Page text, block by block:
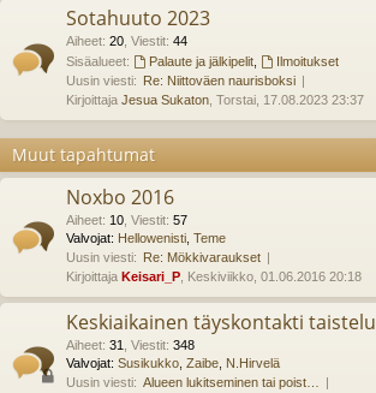
t
Sotahuuto 2023
Aiheet: 20 Viestit: 44
Sisäalueet:
Palaute ja jälkipelit,
Ilmoitukset
Uusin viesti: Re: Niittoväen naurisboksi
Kirjoittaja Jesua Sukaton , Torstai, 17.08.2023 23:37
Muut tapahtumat
Noxbo 2016
Aiheet: 10 Viestit: 57
Valvojat: Hellowenisti Teme
Uusin viesti: Re: Mökkivaraukset
Kirjoittaja Keisari_P , Keskiviikko, 01.06.2016 20:18
Keskiaikainen täyskontakti taistelu
Aiheet: 31 Viestit: 348
Valvojat: Susikukko Zaibe N.Hirvelä
Uusin viesti: Alueen lukitseminen tai poist…